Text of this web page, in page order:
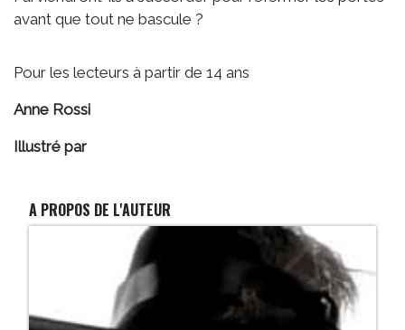
avant que tout ne bascule ?
Pour les lecteurs à partir de 14 ans
Anne Rossi
Illustré par
A PROPOS DE L'AUTEUR